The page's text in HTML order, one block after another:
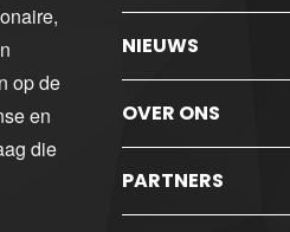
op de
en
die
NIEUWS
OVER ONS
PARTNERS